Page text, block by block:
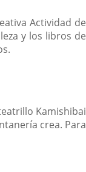
Actividad de
y los libros de
Kamishibai
crea. Para